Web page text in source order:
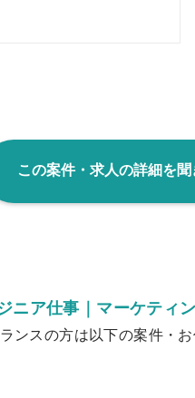
この案件・求人の詳細を
ニア仕事｜マーケティ
ンスの方は以下の案件・